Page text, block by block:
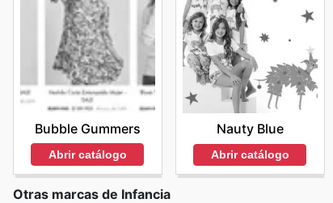
Bubble Gummers
Abrir catálogo
Nauty Blue
Abrir catálogo
Otras marcas de Infancia